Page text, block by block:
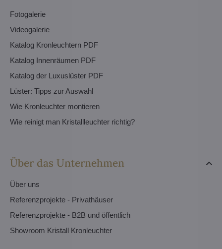
Fotogalerie
Videogalerie
Katalog Kronleuchtern PDF
Katalog Innenräumen PDF
Katalog der Luxuslüster PDF
Lüster: Tipps zur Auswahl
Wie Kronleuchter montieren
Wie reinigt man Kristallleuchter richtig?
Über das Unternehmen
Über uns
Referenzprojekte - Privathäuser
Referenzprojekte - B2B und öffentlich
Showroom Kristall Kronleuchter